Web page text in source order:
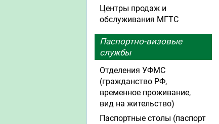
Центры продаж и
обслуживания МГТС
Паспортно-визовые
службы
Отделения УФМС
(гражданство РФ,
временное проживание,
вид на жительство)
Паспортные столы (паспорт